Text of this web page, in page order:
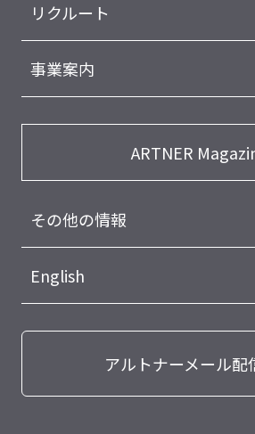
リクルート
事業案内
ARTNER
その他の情報
English
アルトナーメール配